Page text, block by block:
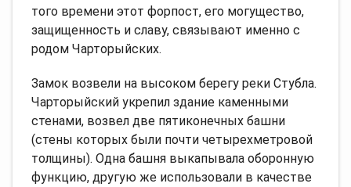
того времени этот форпост, его могущество,
защищенность и славу, связывают именно с
родом Чарторыйских.
Замок возвели на высоком берегу реки Стубла.
Чарторыйский укрепил здание каменными
стенами, возвел две пятиконечных башни
(стены которых были почти четырехметровой
толщины). Одна башня выкапывала оборонную
функцию, другую же использовали в качестве